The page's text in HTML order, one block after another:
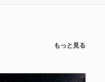
もっと見る